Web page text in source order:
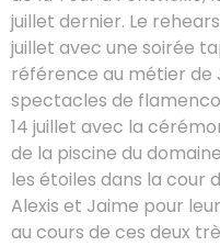
juillet dernier. Le
juillet avec une soirée
référence au métier de
spectacles de
14 juillet avec la
de la piscine du
les étoiles dans la cour
Alexis et Jaime pour
au cours de ces deux